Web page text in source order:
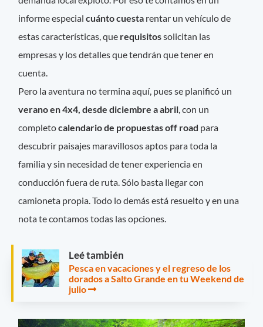
informe especialcuánto cuesta rentar un vehículo de
estas características, que requisitossolicitan las
empresas y los detalles que tendrán que tener en
cuenta.
Pero la aventura no termina aquí, pues se planificó un
verano en 4x4, desde diciembre a abril , con un
completocalendario de propuestas off road para
descubrir paisajes maravillosos aptos para toda la
familia y sin necesidad de tener experiencia en
conducción fuera de ruta. Sólo basta llegar con
camioneta propia. Todo lo demás está resuelto y en una
nota te contamos todas las opciones.
Leé también
Pesca en vacaciones y el regreso de los
dorados a Salto Grande en tu Weekend de
julio